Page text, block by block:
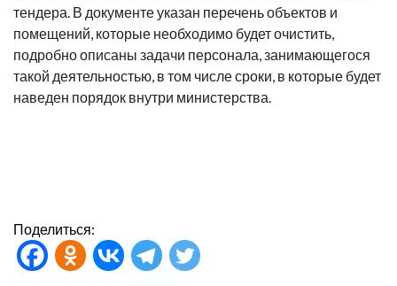
тендера. В документе указан перечень объектов и
помещений, которые необходимо будет очистить,
подробно описаны задачи персонала, занимающегося
такой деятельностью, в том числе сроки, в которые будет
наведен порядок внутри министерства.
Поделиться: